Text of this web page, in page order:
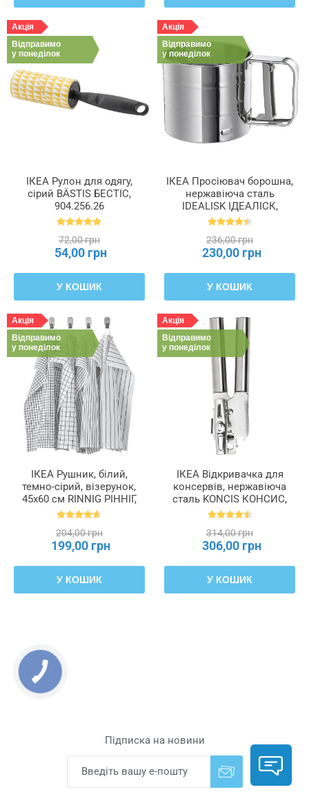
Акція
Відправимо
у понеділок
ІКЕА Рулон для одягу,
сірий BÄSTIS БЕСТІС,
904.256.26
72,00 грн
54,00 грн
У КОШИК
Акція
Відправимо
у понеділок
ІКЕА Просіювач борошна,
нержавіюча сталь
IDEALISK ІДЕАЛІСК,
400.143.40
236,00 грн
230,00 грн
У КОШИК
Акція
Відправимо
у понеділок
ІКЕА Рушник, білий,
темно-сірий, візерунок,
45x60 см RINNIG РІННІГ,
204.763.46
204,00 грн
199,00 грн
У КОШИК
Акція
Відправимо
у понеділок
ІКЕА Відкривачка для
консервів, нержавіюча
сталь KONCIS КОНСИС,
000.815.34
314,00 грн
306,00 грн
У КОШИК
Підписка на новини